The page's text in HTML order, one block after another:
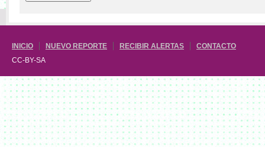
INICIO NUEVO REPORTE RECIBIR ALERTAS
CONTACTO
CC-BY-SA